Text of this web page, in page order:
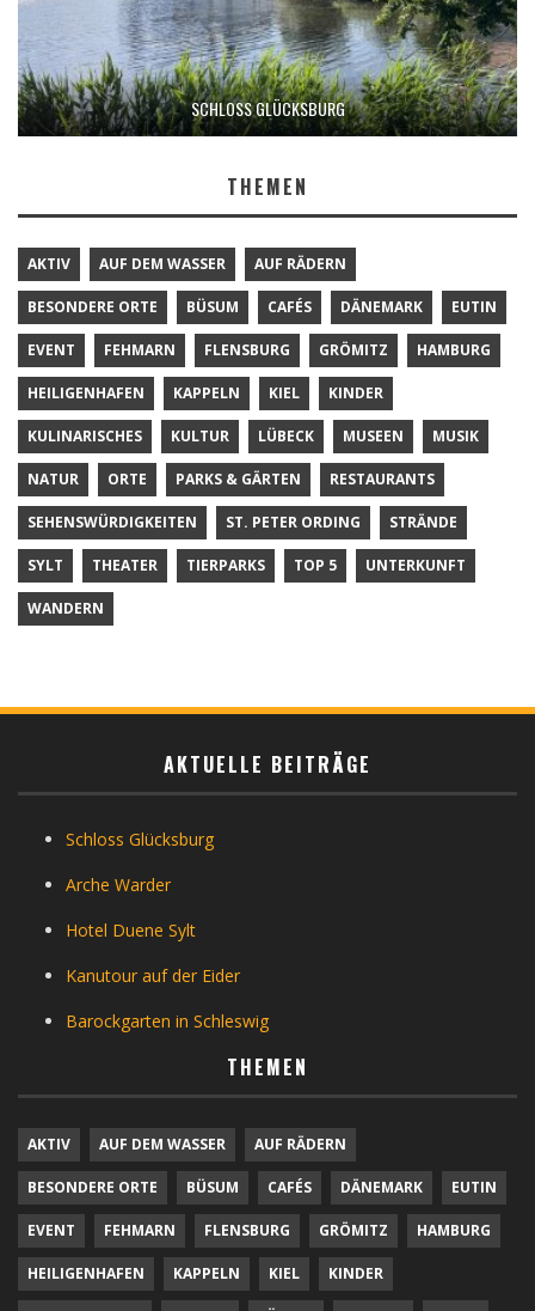
SCHLOSS GLÜCKSBURG
THEMEN
AKTIV AUF DEM WASSER AUF RÄDERN
BESONDERE ORTE BÜSUM CAFÉS DÄNEMARK EUTIN
EVENT FEHMARN FLENSBURG GRÖMITZ HAMBURG
HEILIGENHAFEN KAPPELN KIEL KINDER
KULINARISCHES KULTUR LÜBECK MUSEEN MUSIK
NATUR ORTE PARKS & GÄRTEN RESTAURANTS
SEHENSWÜRDIGKEITEN ST. PETER ORDING STRÄNDE
SYLT THEATER TIERPARKS TOP 5 UNTERKUNFT
WANDERN
AKTUELLE BEITRÄGE
Schloss Glücksburg
Arche Warder
Hotel Duene Sylt
Kanutour auf der Eider
Barockgarten in Schleswig
THEMEN
AKTIV AUF DEM WASSER AUF RÄDERN
BESONDERE ORTE BÜSUM CAFÉS DÄNEMARK EUTIN
EVENT FEHMARN FLENSBURG GRÖMITZ HAMBURG
HEILIGENHAFEN KAPPELN KIEL KINDER